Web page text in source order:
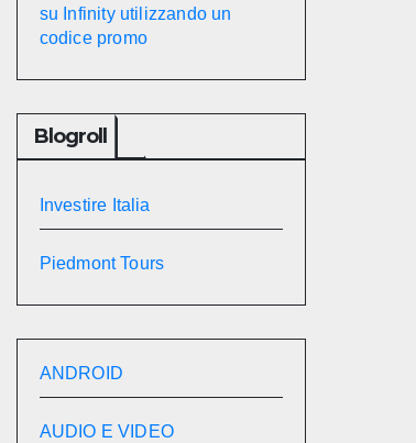
su Infinity utilizzando un
codice promo
Blogroll
Investire Italia
Piedmont Tours
ANDROID
AUDIO E VIDEO